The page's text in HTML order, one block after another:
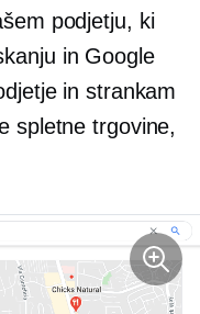
podjetju, ki
in Google
in strankam
spletne trgovine,